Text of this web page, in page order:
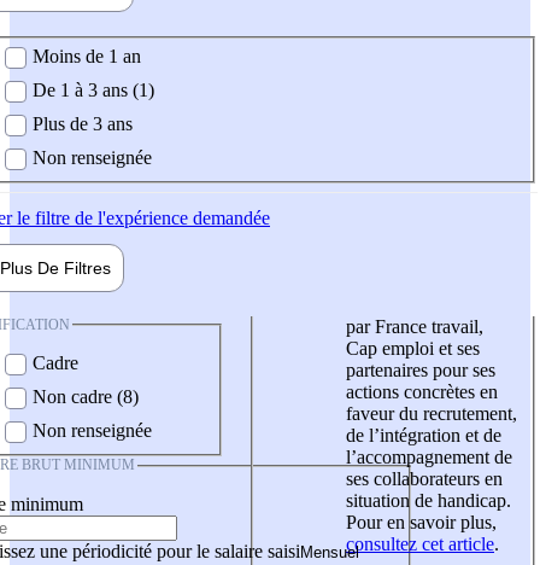
demandée
Moins de 1 an
De 1 à 3 ans (1)
Plus de 3 ans
Non renseignée
le filtre de l'expérience demandée
Plus De Filtres
Cadre
Non cadre (8)
Non renseignée
BRUT MINIMUM
minimum
une périodicité pour le salaire saisi
par France travail,
Cap emploi et ses
partenaires pour ses
actions concrètes en
faveur du recrutement,
de l’intégration et de
l’accompagnement de
ses collaborateurs en
situation de handicap.
Pour en savoir plus,
consultez cet article.